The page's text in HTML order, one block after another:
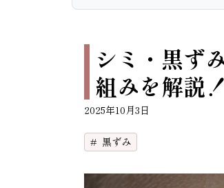
シミ・黒ず
組みを解説！
2025年10月3日
黒ずみ